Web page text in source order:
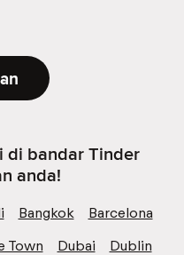
di bandar Tinder
anda!
Bangkok
Barcelona
Town Dubai
Dublin